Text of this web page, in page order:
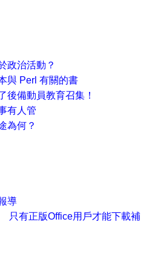
政治活動？
與 Perl 有關的書
後備動員教育召集！
有人管
為何？
導
只有正版Office用戶才能下載補